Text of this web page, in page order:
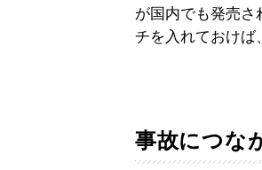
が国内でも発売さ
チを入れておけば
事故につな